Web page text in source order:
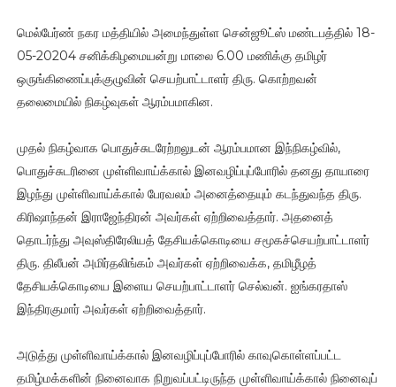
மெல்பேர்ண் நகர மத்தியில் அமைந்துள்ள சென்ஜூட்ஸ் மண்டபத்தில் 18-
05-20204 சனிக்கிழமையன்று மாலை 6.00 மணிக்கு தமிழர்
ஒருங்கிணைப்புக்குழுவின் செயற்பாட்டாளர் திரு. கொற்றவன்
தலைமையில் நிகழ்வுகள் ஆரம்பமாகின.
முதல் நிகழ்வாக பொதுச்சுடரேற்றலுடன் ஆரம்பமான இந்நிகழ்வில்,
பொதுச்சுடரினை முள்ளிவாய்க்கால் இனவழிப்புப்போரில் தனது தாயாரை
இழந்து முள்ளிவாய்க்கால் பேரவலம் அனைத்தையும் கடந்துவந்த திரு.
கிரிஷாந்தன் இராஜேந்திரன் அவர்கள் ஏற்றிவைத்தார். அதனைத்
தொடர்ந்து அவுஸ்திரேலியத் தேசியக்கொடியை சமூகச்செயற்பாட்டாளர்
திரு. திலீபன் அமிர்தலிங்கம் அவர்கள் ஏற்றிவைக்க, தமிழீழத்
தேசியக்கொடியை இளைய செயற்பாட்டாளர் செல்வன். ஐங்கரதாஸ்
இந்திரகுமார் அவர்கள் ஏற்றிவைத்தார்.
அடுத்து முள்ளிவாய்க்கால் இனவழிப்புப்போரில் காவுகொள்ளப்பட்ட
தமிழ்மக்களின் நினைவாக நிறுவப்பட்டிருந்த முள்ளிவாய்க்கால் நினைவுப்